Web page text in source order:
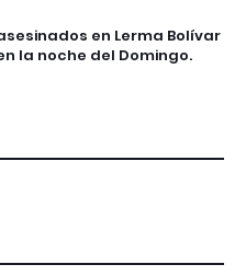
en Lerma Bolívar
la noche del Domingo.